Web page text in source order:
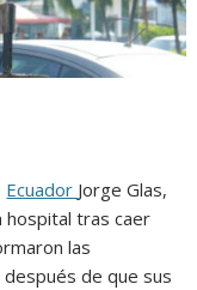
Ecuador Jorge Glas,
hospital tras caer
las
de que sus